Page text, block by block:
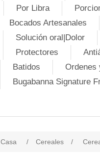
Por Libra
Bocados Artesanales
Solución oral|Dolor
Protectores
Batidos
Ordenes
Bugabanna Signature
Casa / Cereales /